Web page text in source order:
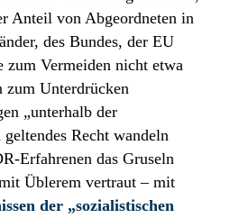
Anteil von Abgeordneten in
des Bundes, der EU
zum Vermeiden nicht etwa
zum Unterdrücken
„unterhalb der
Recht wandeln
Erfahrenen das Gruseln
Üblerem vertraut – mit
der „sozialistischen